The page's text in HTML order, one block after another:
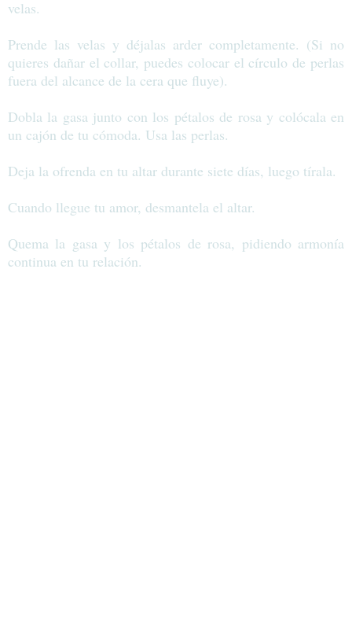
velas.
Prende las velas y déjalas arder completamente. (Si no
quieres dañar el collar, puedes colocar el círculo de perlas
fuera del alcance de la cera que fluye).
Dobla la gasa junto con los pétalos de rosa y colócala en
un cajón de tu cómoda. Usa las perlas.
Deja la ofrenda en tu altar durante siete días, luego tírala.
Cuando llegue tu amor, desmantela el altar.
Quema la gasa y los pétalos de rosa, pidiendo armonía
continua en tu relación.